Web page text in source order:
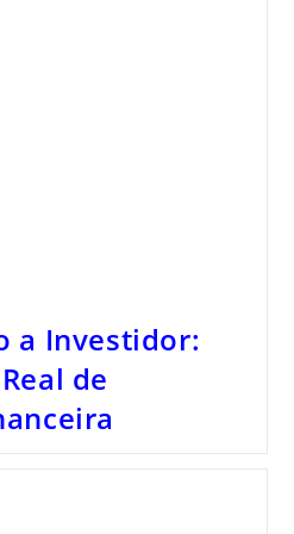
a Investidor:
de